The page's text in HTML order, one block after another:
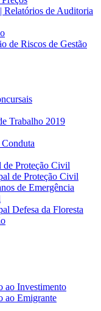
Relatórios de Auditoria
de Riscos de Gestão
Trabalho 2019
Proteção Civil
de Proteção Civil
de Emergência
Defesa da Floresta
ao Investimento
ao Emigrante